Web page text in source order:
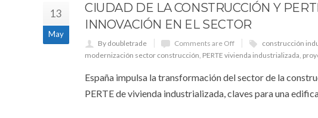
13
May
CIUDAD DE LA CONSTRUCCIÓN Y
INNOVACIÓN EN EL SECTOR
By doubletrade Comments are Off construcción
modernización sector construcción, PERTE vivienda industrializada,
España impulsa la transformación del sector de la
PERTE de vivienda industrializada, claves para una